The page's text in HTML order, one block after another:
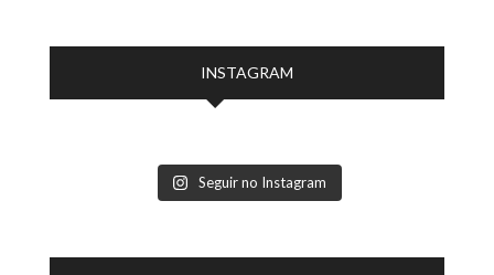
INSTAGRAM
Seguir no Instagram